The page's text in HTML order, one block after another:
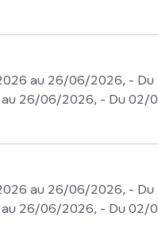
au 26/06/2026, - Du
26/06/2026, - Du 02/
au 26/06/2026, - Du
26/06/2026, - Du 02/